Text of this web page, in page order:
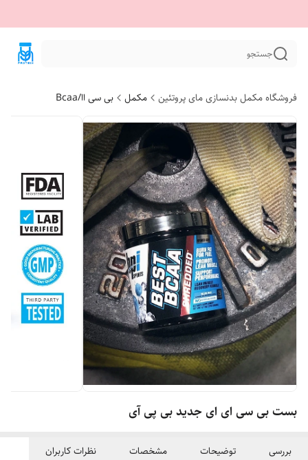
جستجو
فروشگاه مکمل بدنسازی مای پروتئین مکمل بی سی اا/Bcaa
بست بی سی ای ای جدید بی پی آی
بررسی توضیحات مشخصات نظرات کاربران